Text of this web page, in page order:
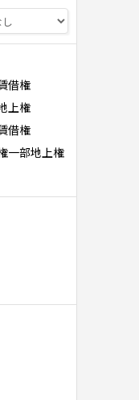
借権
上権
借権
一部地上権